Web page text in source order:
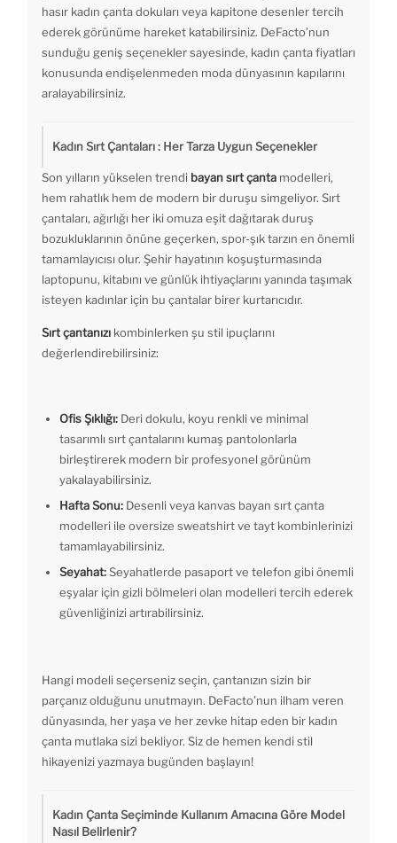
hasır kadın çanta dokuları veya kapitone desenler tercih
ederek görünüme hareket katabilirsiniz. DeFacto’nun
sunduğu geniş seçenekler sayesinde, kadın çanta fiyatları
konusunda endişelenmeden moda dünyasının kapılarını
aralayabilirsiniz.
Kadın Sırt Çantaları : Her Tarza Uygun Seçenekler
Son yılların yükselen trendi bayan sırt çanta modelleri,
hem rahatlık hem de modern bir duruşu simgeliyor. Sırt
çantaları, ağırlığı her iki omuza eşit dağıtarak duruş
bozukluklarının önüne geçerken, spor-şık tarzın en önemli
tamamlayıcısı olur. Şehir hayatının koşuşturmasında
laptopunu, kitabını ve günlük ihtiyaçlarını yanında taşımak
isteyen kadınlar için bu çantalar birer kurtarıcıdır.
Sırt çantanızı kombinlerken şu stil ipuçlarını
değerlendirebilirsiniz:
Ofis Şıklığı: Deri dokulu, koyu renkli ve minimal
tasarımlı sırt çantalarını kumaş pantolonlarla
birleştirerek modern bir profesyonel görünüm
yakalayabilirsiniz.
Hafta Sonu: Desenli veya kanvas bayan sırt çanta
modelleri ile oversize sweatshirt ve tayt kombinlerinizi
tamamlayabilirsiniz.
Seyahat:Seyahatlerde pasaport ve telefon gibi önemli
eşyalar için gizli bölmeleri olan modelleri tercih ederek
güvenliğinizi artırabilirsiniz.
Hangi modeli seçerseniz seçin, çantanızın sizin bir
parçanız olduğunu unutmayın. DeFacto’nun ilham veren
dünyasında, her yaşa ve her zevke hitap eden bir kadın
çanta mutlaka sizi bekliyor. Siz de hemen kendi stil
hikayenizi yazmaya bugünden başlayın!
Kadın Çanta Seçiminde Kullanım Amacına Göre Model
Nasıl Belirlenir?